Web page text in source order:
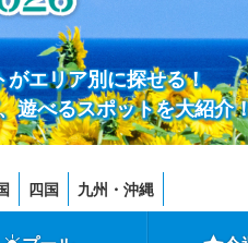
エリア別に探せる！
遊べるスポットを大紹介
四国 九州・沖縄